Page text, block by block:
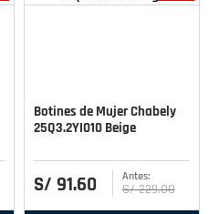
Botines de Mujer Chabely
25Q3.2YI010 Beige
S/ 91.60 S/ 229.00